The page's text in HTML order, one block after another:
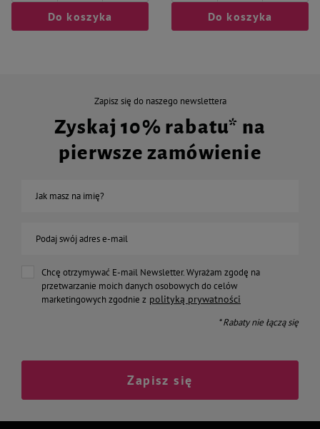
Do koszyka Do koszyka
Zapisz się do naszego newslettera
Zyskaj 10% rabatu* na
pierwsze zamówienie
Jak masz na imię?
Podaj swój adres e-mail
Chcę otrzymywać E-mail Newsletter. Wyrażam zgodę na
przetwarzanie moich danych osobowych do celów
marketingowych zgodnie z polityką prywatności
* Rabaty nie łączą się
Zapisz się